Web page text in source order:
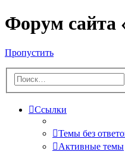
Форум сайта
Пропустить
Ссылки
Темы без
Активные темы